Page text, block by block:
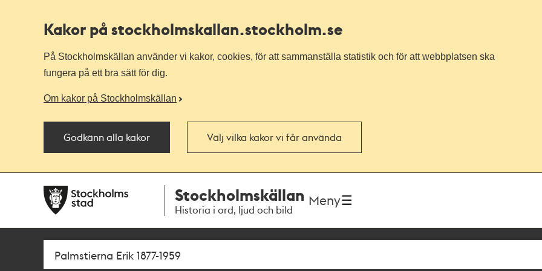
Kakor på stockholmskallan.stockholm.se
På Stockholmskällan använder vi kakor, cookies, för att sammanställa statistik och för att webbplatsen ska
fungera på ett bra sätt för dig.
Om kakor på Stockholmskällan
Godkänn alla kakor Välj vilka kakor vi får använda
navigationen
huvudinnehållet
Stockholmskällan
Historia i ord, ljud och bild
Meny
Sök